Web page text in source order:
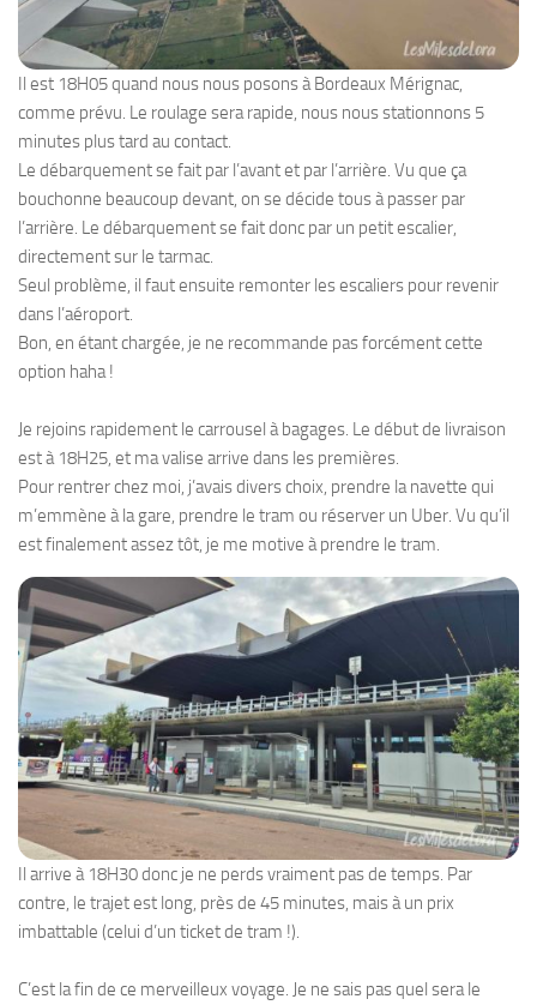
Il est 18H05 quand nous nous posons à Bordeaux Mérignac,
comme prévu. Le roulage sera rapide, nous nous stationnons 5
minutes plus tard au contact.
Le débarquement se fait par l’avant et par l’arrière. Vu que ça
bouchonne beaucoup devant, on se décide tous à passer par
l’arrière. Le débarquement se fait donc par un petit escalier,
directement sur le tarmac.
Seul problème, il faut ensuite remonter les escaliers pour revenir
dans l’aéroport.
Bon, en étant chargée, je ne recommande pas forcément cette
option haha !
Je rejoins rapidement le carrousel à bagages. Le début de livraison
est à 18H25, et ma valise arrive dans les premières.
Pour rentrer chez moi, j’avais divers choix, prendre la navette qui
m’emmène à la gare, prendre le tram ou réserver un Uber. Vu qu’il
est finalement assez tôt, je me motive à prendre le tram.
Il arrive à 18H30 donc je ne perds vraiment pas de temps. Par
contre, le trajet est long, près de 45 minutes, mais à un prix
imbattable (celui d’un ticket de tram !).
C’est la fin de ce merveilleux voyage. Je ne sais pas quel sera le